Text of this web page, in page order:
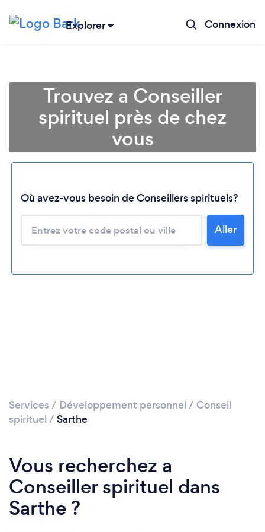
Explorer Connexion
Chargement...
Veuillez patienter...
Trouvez a Conseiller
spirituel près de chez
vous
Où avez-vous besoin de Conseillers spirituels?
Aller
Services / Développement personnel / Conseil
spirituel / Sarthe
Vous recherchez a
Conseiller spirituel dans
Sarthe ?